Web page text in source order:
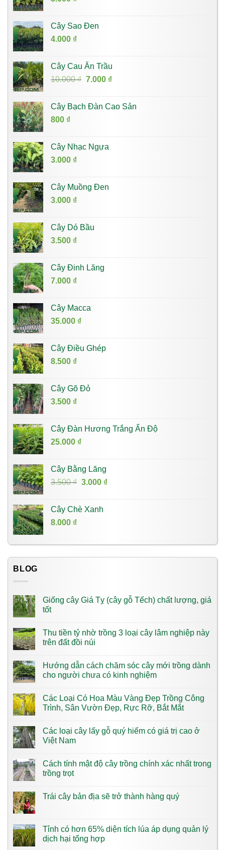
Cây Sao Đen
4.000 ₫
Cây Cau Ăn Trầu
10.000₫ Giá
10.000 ₫.
7.000 ₫Giá
là:
Cây Bạch Đàn Cao Sản
800 ₫
Cây Nhạc Ngựa
3.000 ₫
Cây Muồng Đen
3.000 ₫
Cây Dó Bầu
3.500 ₫
Cây Đinh Lăng
7.000 ₫
Cây Macca
35.000 ₫
Cây Điều Ghép
8.500 ₫
Cây Gõ Đỏ
3.500 ₫
Cây Đàn Hương Trắng Ấn Độ
25.000 ₫
Cây Bằng Lăng
3.500₫ Giá
3.500 ₫.
3.000 ₫Giá
Cây Chè Xanh
8.000 ₫
BLOG
Giống cây Giá Tỵ (cây gỗ Tếch) chất lượng, giá
tốt
Thu tiền tỷ nhờ trồng 3 loại cây lâm nghiệp này
trên đất đồi núi
Hướng dẫn cách chăm sóc cây mới trồng dành
cho người chưa có kinh nghiệm
Các Loại Có Hoa Màu Vàng​ Đẹp Trồng Công
Trình, Sân Vườn Đẹp, Rực Rỡ, Bắt Mắt
Các loại cây lấy gỗ quý hiếm có giá trị cao ở
Việt Nam
Cách tính mật độ cây trồng chính xác nhất trong
trồng trọt
Trái cây bản địa sẽ trở thành hàng quý
Tỉnh có hơn 65% diện tích lúa áp dụng quản lý
dịch hại tổng hợp